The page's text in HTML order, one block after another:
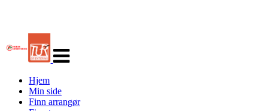
navigasjon
Hjem
Min side
Finn arrangør